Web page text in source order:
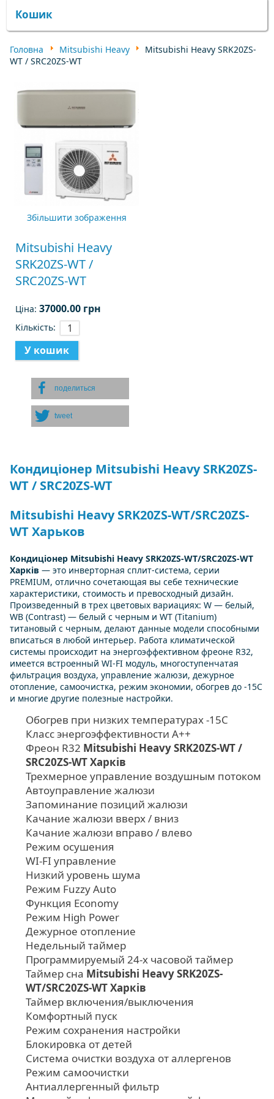
Кошик
Головна Mitsubishi Heavy
Mitsubishi Heavy SRK20ZS-
WT / SRC20ZS-WT
Збільшити зображення
Mitsubishi Heavy
SRK20ZS-WT /
SRC20ZS-WT
Ціна:37000.00 грн
Кількість:
поделиться
tweet
Кондиціонер Mitsubishi Heavy SRK20ZS-
WT / SRC20ZS-WT
Mitsubishi Heavy SRK20ZS-WT/SRC20ZS-
WT Харьков
Кондиціонер Mitsubishi Heavy SRK20ZS-WT/SRC20ZS-WT
Харків — это инверторная сплит-система, серии
PREMIUM, отлично сочетающая вы себе технические
характеристики, стоимость и превосходный дизайн.
Произведенный в трех цветовых вариациях: W — белый,
WB (Contrast) — белый с черным и WT (Titanium)
титановый с черным, делают данные модели способными
вписаться в любой интерьер. Работа климатической
системы происходит на энергоэффективном фреоне R32,
имеется встроенный WI-FI модуль, многоступенчатая
фильтрация воздуха, управление жалюзи, дежурное
отопление, самоочистка, режим экономии, обогрев до -15С
и многие другие полезные настройки.
Обогрев при низких температурах -15С
Класс энергоэффективности А++
Фреон R32 Mitsubishi Heavy SRK20ZS-WT /
SRC20ZS-WT Харків
Трехмерное управление воздушным потоком
Автоуправление жалюзи
Запоминание позиций жалюзи
Качание жалюзи вверх / вниз
Качание жалюзи вправо / влево
Режим осушения
WI-FI управление
Низкий уровень шума
Режим Fuzzy Auto
Функция Economy
Режим High Power
Дежурное отопление
Недельный таймер
Программируемый 24-х часовой таймер
Таймер сна Mitsubishi Heavy SRK20ZS-
WT/SRC20ZS-WT Харків
Таймер включения/выключения
Комфортный пуск
Режим сохранения настройки
Блокировка от детей
Система очистки воздуха от аллергенов
Режим самоочистки
Антиаллергенный фильтр